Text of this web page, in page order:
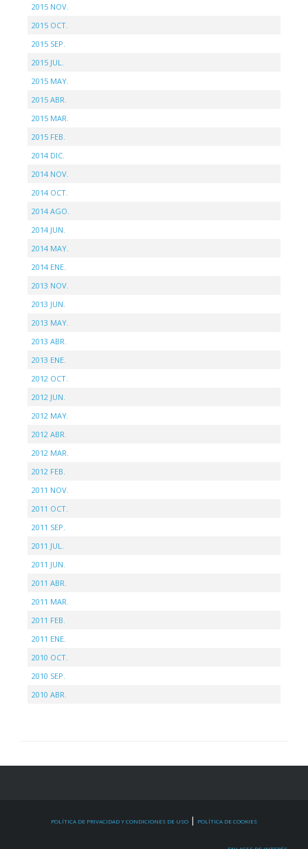
2015 NOV.
2015 OCT.
2015 SEP.
2015 JUL.
2015 MAY.
2015 ABR.
2015 MAR.
2015 FEB.
2014 DIC.
2014 NOV.
2014 OCT.
2014 AGO.
2014 JUN.
2014 MAY.
2014 ENE.
2013 NOV.
2013 JUN.
2013 MAY.
2013 ABR.
2013 ENE.
2012 OCT.
2012 JUN.
2012 MAY.
2012 ABR.
2012 MAR.
2012 FEB.
2011 NOV.
2011 OCT.
2011 SEP.
2011 JUL.
2011 JUN.
2011 ABR.
2011 MAR.
2011 FEB.
2011 ENE.
2010 OCT.
2010 SEP.
2010 ABR.
POLÍTICA DE PRIVACIDAD Y CONDICIONES DE USO | POLÍTICA DE COOKIES